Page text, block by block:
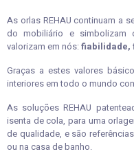
As orlas REHAU continuam a
do mobiliário e
valorizam em nós: fiabilidade,
Graças a estes valores
interiores em todo o mundo
As soluções REHAU
isenta de cola, para uma
de qualidade, e são
ou na casa de banho.